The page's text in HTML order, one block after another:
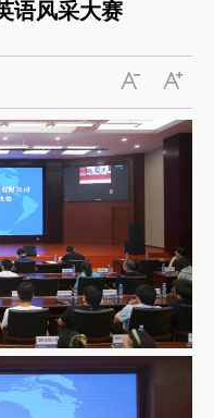
语风采大赛